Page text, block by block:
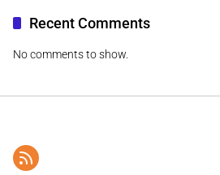
Recent Comments
No comments to show.